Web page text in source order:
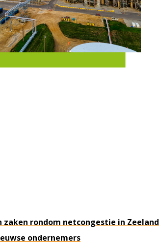
zaken rondom netcongestie in Zeeland
ondernemers